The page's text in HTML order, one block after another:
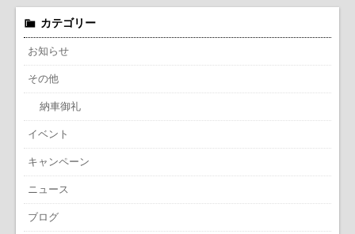
カテゴリー
お知らせ
その他
納車御礼
イベント
キャンペーン
ニュース
ブログ